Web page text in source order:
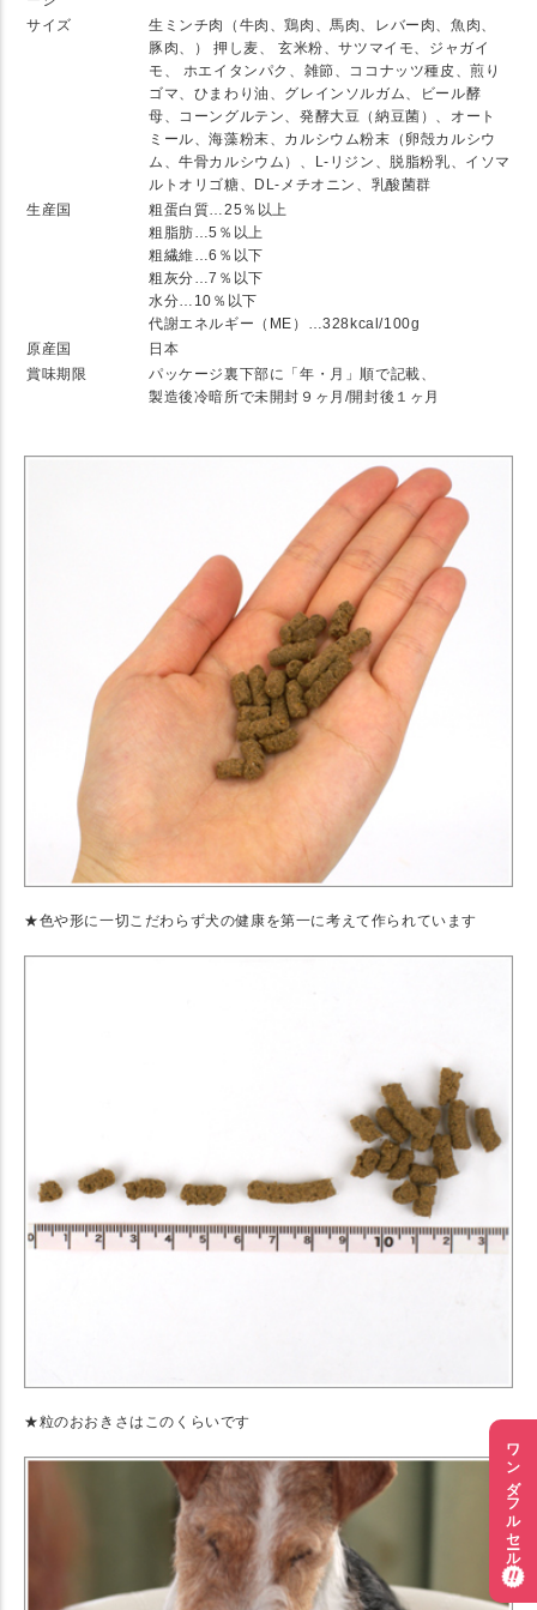
サイズ
生ミンチ肉（牛肉、鶏肉、馬肉、レバー肉、魚肉、
豚肉、） 押し麦、 玄米粉、サツマイモ、ジャガイ
モ、 ホエイタンパク、雑節、ココナッツ種皮、煎り
ゴマ、ひまわり油、グレインソルガム、ビール酵
母、コーングルテン、発酵大豆（納豆菌）、オート
ミール、海藻粉末、カルシウム粉末（卵殻カルシウ
ム、牛骨カルシウム）、L-リジン、脱脂粉乳、イソマ
ルトオリゴ糖、DL-メチオニン、乳酸菌群
生産国
粗蛋白質…25％以上
粗脂肪…5％以上
粗繊維…6％以下
粗灰分…7％以下
水分…10％以下
代謝エネルギー（ME）…328kcal/100g
原産国
日本
賞味期限
パッケージ裏下部に「年・月」順で記載、
製造後冷暗所で未開封９ヶ月/開封後１ヶ月
★色や形に一切こだわらず犬の健康を第一に考えて作られています
★粒のおおきさはこのくらいです
ワンダフルセール